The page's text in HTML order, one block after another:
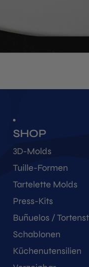
SHOP
3D-Molds
Tuille-Formen
Tartelette Molds
Press-Kits
Buñuelos /
Schablonen
Küchenutensilien